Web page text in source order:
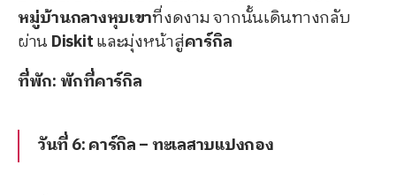
หมู่บ้านกลางหุบเขาที่งดงาม จากนั้นเดินทางกลับ
ผ่าน Diskitและมุ่งหน้าสู่คาร์กิล
ที่พัก: พักที่คาร์กิล
วันที่ 6: คาร์กิล – ทะเลสาบแปงกอง